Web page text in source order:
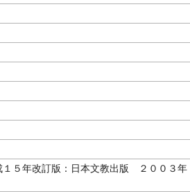
５年改訂版：日本文教出版 ２００３年